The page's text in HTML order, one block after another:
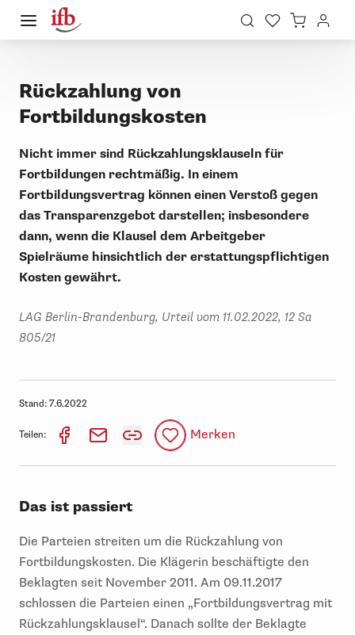
Rückzahlung von
Fortbildungskosten
Nicht immer sind Rückzahlungsklauseln für
Fortbildungen rechtmäßig. In einem
Fortbildungsvertrag können einen Verstoß gegen
das Transparenzgebot darstellen; insbesondere
dann, wenn die Klausel dem Arbeitgeber
Spielräume hinsichtlich der erstattungspflichtigen
Kosten gewährt.
LAG Berlin-Brandenburg, Urteil vom 11.02.2022, 12 Sa
805/21
Stand: 7.6.2022
Teilen: Merken
Das ist passiert
Die Parteien streiten um die Rückzahlung von
Fortbildungskosten. Die Klägerin beschäftigte den
Beklagten seit November 2011. Am 09.11.2017
schlossen die Parteien einen „Fortbildungsvertrag mit
Rückzahlungsklausel“. Danach sollte der Beklagte